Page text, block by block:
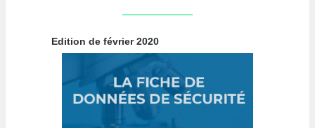
Edition de février 2020